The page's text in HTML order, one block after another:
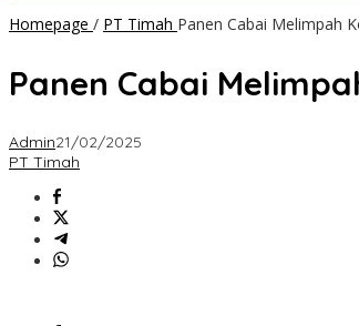
Homepage / PT Timah Panen Cabai Melimpah
Panen Cabai
Admin21/02/2025
PT Timah